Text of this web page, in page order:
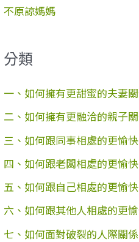
不原諒媽媽
分類
一、如何擁有更甜蜜的夫妻
二、如何擁有更融洽的親子
三、如何跟同事相處的更愉
四、如何跟老闆相處的更愉
五、如何跟自己相處的更愉
六、如何跟其他人相處的更
七、如何面對破裂的人際關